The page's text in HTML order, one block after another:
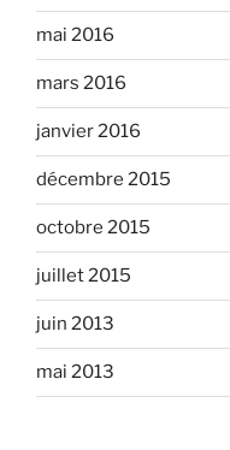
mai 2016
mars 2016
janvier 2016
décembre 2015
octobre 2015
juillet 2015
juin 2013
mai 2013